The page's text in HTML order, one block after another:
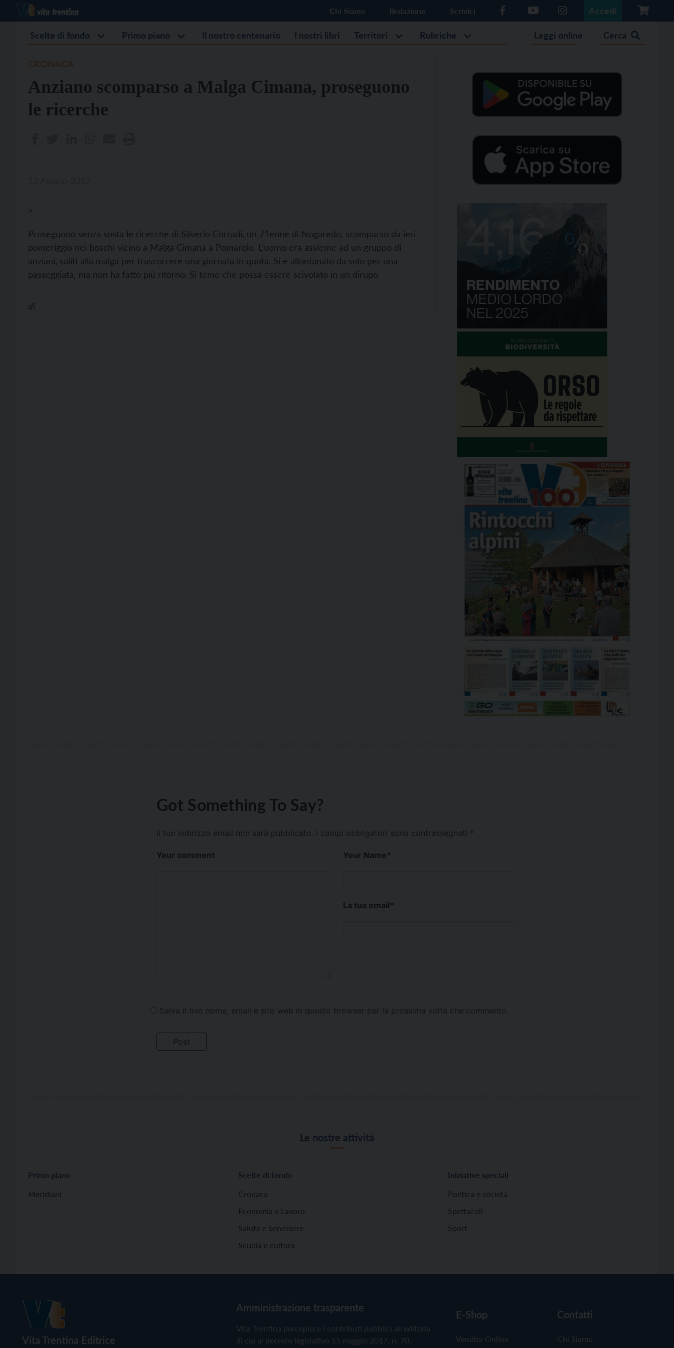
Chi Siamo Redazione Scrivici Accedi
Scelte di fondo Primo piano Il nostro centenario I nostri libri Territori Rubriche Leggi online Cerca
Anziano scomparso a Malga Cimana, proseguono
le ricerche
>
Proseguono senza sosta le ricerche di Silverio Corradi, un 71enne di Nogaredo, scomparso da ieri
pomeriggio nei boschi vicino a Malga Cimana a Pomarolo. L’uomo era assieme ad un gruppo di
anziani, saliti alla malga per trascorrere una giornata in quota. Si è allontanato da solo per una
passeggiata, ma non ha fatto più ritorno. Si teme che possa essere scivolato in un dirupo
di
Got Something To Say?
Il tuo indirizzo email non sarà pubblicato. I campi obbligatori sono contrassegnati *
Your comment Your Name*
La tua email*
Salva il mio nome, email e sito web in questo browser per la prossima volta che commento.
Le nostre attività
Primo piano
Meridiani
Scelte di fondo
Cronaca
Economia e Lavoro
Salute e benessere
Scuola e cultura
Iniziative speciali
Politica e società
Spettacoli
Sport
Vita Trentina Editrice
Amministrazione trasparente
Vita Trentina percepisce i contributi pubblici all'editoria
di cui al decreto legislativo 15 maggio 2017, n. 70.
E-Shop
Vendita Online
Contatti
Chi Siamo